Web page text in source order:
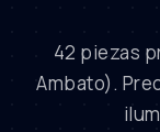
42 piezas
Ambato).